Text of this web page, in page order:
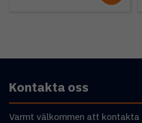
Kontakta oss
Varmt välkommen att kontakta